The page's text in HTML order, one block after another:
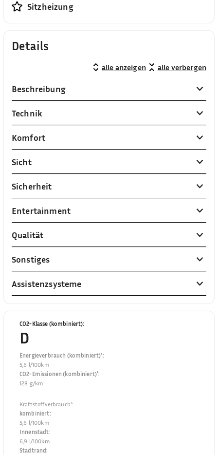
Sitzheizung
Details
alle anzeigen alle verbergen
Beschreibung
Technik
Komfort
Sicht
Sicherheit
Entertainment
Qualität
Sonstiges
Assistenzsysteme
CO2-Klasse (kombiniert):
D
Energieverbrauch (kombiniert)¹:
5,6 l/100km
CO2-Emissionen (kombiniert)¹:
128 g/km
Kraftstoffverbrauch¹:
kombiniert:
5,6 l/100km
Innenstadt:
6,9 l/100km
Stadtrand: